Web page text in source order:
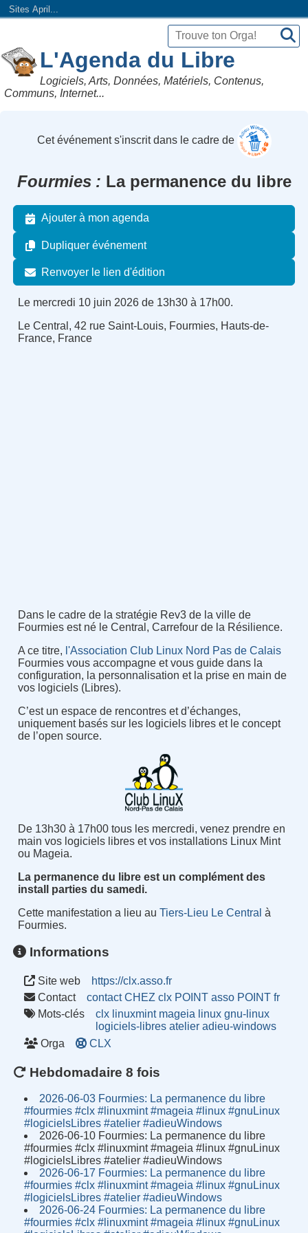
Sites April...
L'Agenda du Libre
Logiciels, Arts, Données, Matériels, Contenus,
Communs, Internet...
Cet événement s'inscrit dans le cadre de
Fourmies La permanence du libre
Ajouter à mon agenda
Dupliquer événement
Renvoyer le lien d'édition
Le mercredi 10 juin 2026 de 13h30 à 17h00.
Le Central, 42 rue Saint-Louis, Fourmies, Hauts-de-
France, France
Dans le cadre de la stratégie Rev3 de la ville de
Fourmies est né le Central, Carrefour de la Résilience.
A ce titre, l'Association Club Linux Nord Pas de Calais
Fourmies vous accompagne et vous guide dans la
configuration, la personnalisation et la prise en main de
vos logiciels (Libres).
C’est un espace de rencontres et d’échanges,
uniquement basés sur les logiciels libres et le concept
de l’open source.
De 13h30 à 17h00 tous les mercredi, venez prendre en
main vos logiciels libres et vos installations Linux Mint
ou Mageia.
La permanence du libre est un complément des
install parties du samedi.
Cette manifestation a lieu au Tiers-Lieu Le Central à
Fourmies.
Informations
Site web
https://clx.asso.fr
Contact
contact CHEZ clx POINT asso POINT fr
Mots-clés
clx linuxmint mageia linux gnu-linux
logiciels-libres atelier adieu-windows
Orga
CLX
Hebdomadaire 8 fois
2026-06-03 Fourmies: La permanence du libre
#fourmies #clx #linuxmint #mageia #linux #gnuLinux
#logicielsLibres #atelier #adieuWindows
2026-06-10 Fourmies: La permanence du libre
#fourmies #clx #linuxmint #mageia #linux #gnuLinux
#logicielsLibres #atelier #adieuWindows
2026-06-17 Fourmies: La permanence du libre
#fourmies #clx #linuxmint #mageia #linux #gnuLinux
#logicielsLibres #atelier #adieuWindows
2026-06-24 Fourmies: La permanence du libre
#fourmies #clx #linuxmint #mageia #linux #gnuLinux